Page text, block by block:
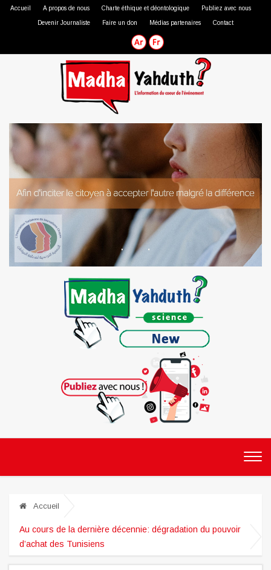
Accueil A propos de nous Charte éthique et déontologique Publiez avec nous
Devenir Journaliste Faire un don Médias partenaires Contact
Accueil
Au cours de la dernière décennie: dégradation du pouvoir
d’achat des Tunisiens